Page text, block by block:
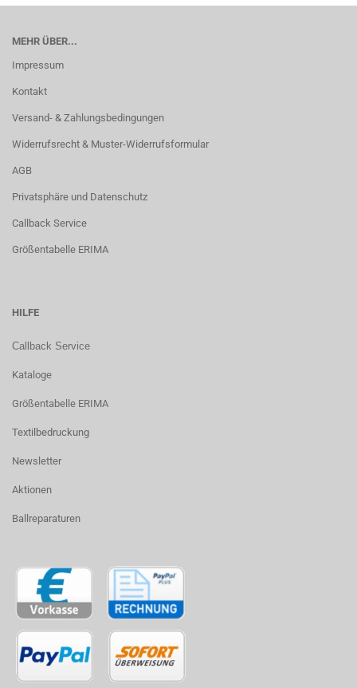
MEHR ÜBER...
Impressum
Kontakt
Versand- & Zahlungsbedingungen
Widerrufsrecht & Muster-Widerrufsformular
AGB
Privatsphäre und Datenschutz
Callback Service
Größentabelle ERIMA
HILFE
Callback Service
Kataloge
Größentabelle ERIMA
Textilbedruckung
Newsletter
Aktionen
Ballreparaturen